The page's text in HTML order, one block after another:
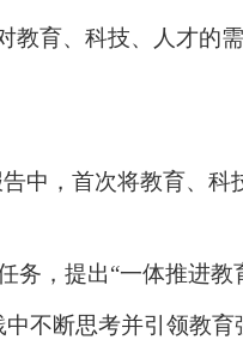
教育、科技、人才的
中，首次将教育、科
，提出“一体推进教
不断思考并引领教育